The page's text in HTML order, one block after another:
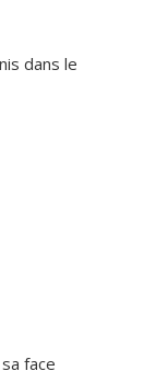
dans le
face